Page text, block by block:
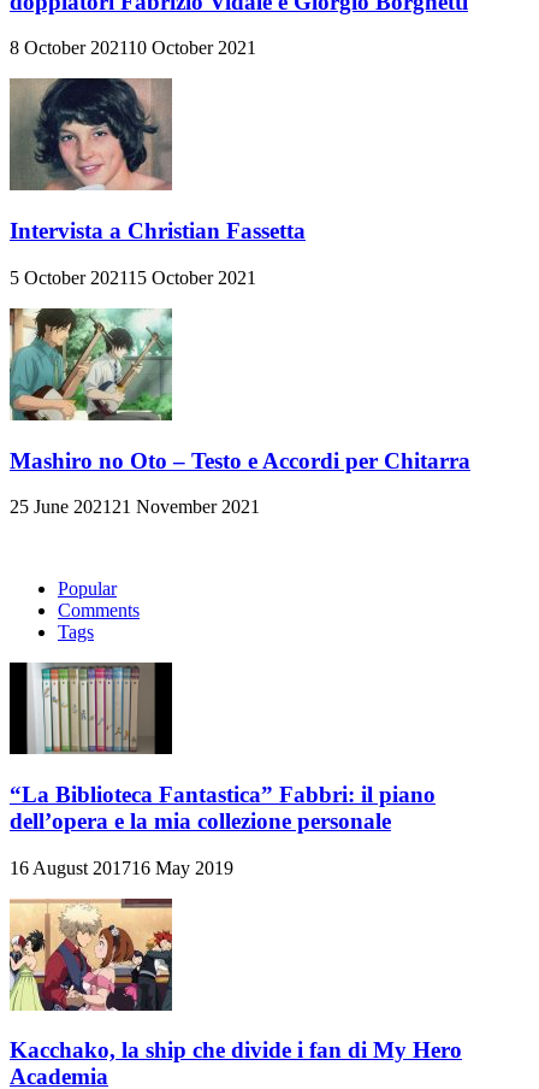
8 October 202110 October 2021
Intervista a Christian Fassetta
5 October 202115 October 2021
Mashiro no Oto – Testo e Accordi per Chitarra
25 June 2021 21 November 2021
Popular
Comments
Tags
“La Biblioteca Fantastica” Fabbri: il piano
dell’opera e la mia collezione personale
16 August 201716 May 2019
Kacchako, la ship che divide i fan di My Hero
Academia